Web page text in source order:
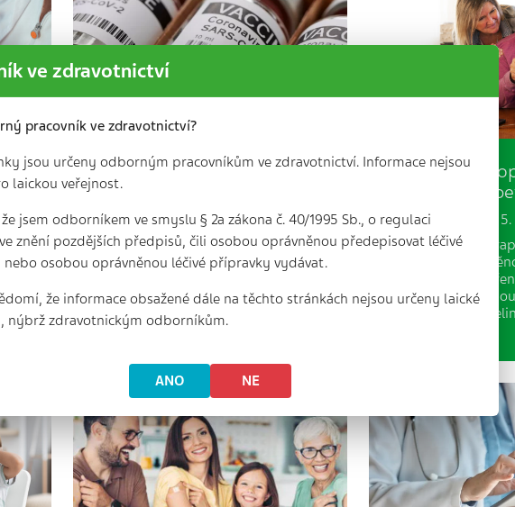
Vakcína proti covidu-19
může lidem se srdečním
selháním pomoci žít…
3 min. | 24. 5. 2024
Pacienti se srdečním selháním (SS),
mají o 82 procent vyšší
pravděpodobnost, že budou žít
déle…
Režimová
seniorů s
10 min. | 30. 5.
Vedle
více pozornosti
režimovým
stávají nedílnou
odborných
ve zdravotnictví
pracovník ve zdravotnictví?
jsou určeny odborným pracovníkům ve zdravotnictví. Informace nejsou
laickou veřejnost.
jsem odborníkem ve smyslu § 2a zákona č. 40/1995 Sb., o regulaci
znění pozdějších předpisů, čili osobou oprávněnou předepisovat léčivé
osobou oprávněnou léčivé přípravky vydávat.
že informace obsažené dále na těchto stránkách nejsou určeny laické
nýbrž zdravotnickým odborníkům.
ANO NE